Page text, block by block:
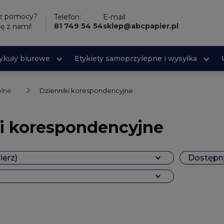
pomocy?
z nami!
Telefon:
81 749 54 54
E-mail:
sklep@abcpapier.pl
biurowe Etykiety samoprzylepne i wysyłka
Dzienniki korespondencyjne
korespondencyjne